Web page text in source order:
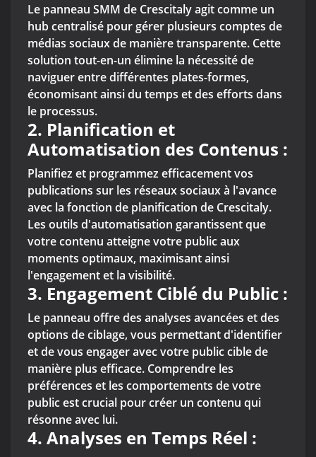
Le panneau SMM de Crescitaly agit comme un
hub centralisé pour gérer plusieurs comptes de
médias sociaux de manière transparente. Cette
solution tout-en-un élimine la nécessité de
naviguer entre différentes plates-formes,
économisant ainsi du temps et des efforts dans
le processus.
2. Planification et
Automatisation des Contenus :
Planifiez et programmez efficacement vos
publications sur les réseaux sociaux à l'avance
avec la fonction de planification de Crescitaly.
Les outils d'automatisation garantissent que
votre contenu atteigne votre public aux
moments optimaux, maximisant ainsi
l'engagement et la visibilité.
3. Engagement Ciblé du Public :
Le panneau offre des analyses avancées et des
options de ciblage, vous permettant d'identifier
et de vous engager avec votre public cible de
manière plus efficace. Comprendre les
préférences et les comportements de votre
public est crucial pour créer un contenu qui
résonne avec lui.
4. Analyses en Temps Réel :